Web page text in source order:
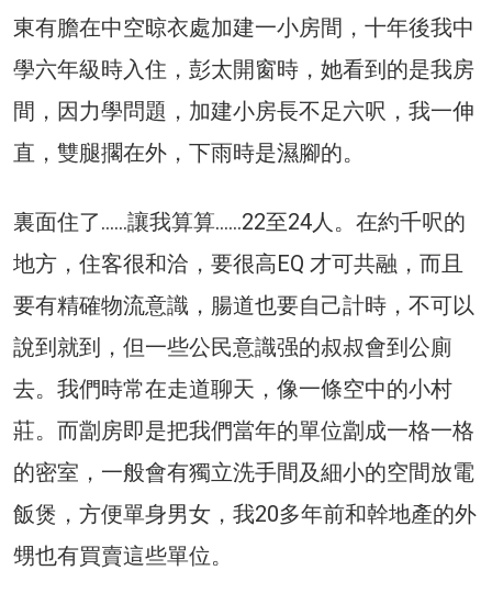
東有膽在中空晾衣處加建一小房間，十年後我中
學六年級時入住，彭太開窗時，她看到的是我房
間，因力學問題，加建小房長不足六呎，我一伸
直，雙腿擱在外，下雨時是濕腳的。
裏面住了……讓我算算……22至24人。在約千呎的
地方，住客很和洽，要很高EQ 才可共融，而且
要有精確物流意識，腸道也要自己計時，不可以
說到就到，但一些公民意識强的叔叔會到公廁
去。我們時常在走道聊天，像一條空中的小村
莊。而劏房即是把我們當年的單位劏成一格一格
的密室，一般會有獨立洗手間及細小的空間放電
飯煲，方便單身男女，我20多年前和幹地產的外
甥也有買賣這些單位。